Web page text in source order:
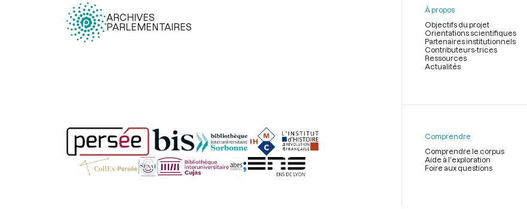
ARCHIVES
PARLEMENTAIRES
page
À propos
Objectifs du projet
Orientations scientifiques
Partenaires institutionnels
Contributeurs-trices
Ressources
Actualités
Comprendre
Comprendre le corpus
Aide à l'exploration
Foire aux questions